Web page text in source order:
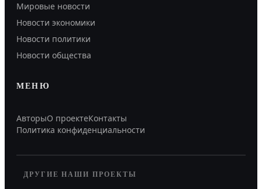
Мировые новости
Новости экономики
Новости политики
Новости общества
МЕНЮ
АвторыО проектеКонтакты
Политика конфиденциальности
ДРУГИЕ НАШИ ПРОЕКТЫ